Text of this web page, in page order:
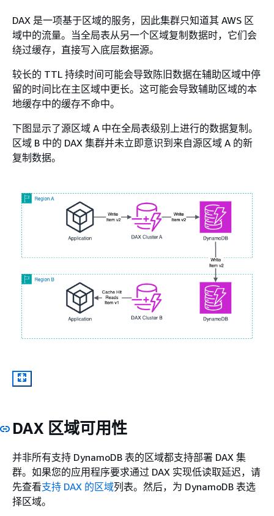
DAX 是一项基于区域的服务，因此集群只知道其 AWS 区
域中的流量。当全局表从另一个区域复制数据时，它们会
绕过缓存，直接写入底层数据源。
较长的 TTL 持续时间可能会导致陈旧数据在辅助区域中停
留的时间比在主区域中更长。这可能会导致辅助区域的本
地缓存中的缓存不命中。
下图显示了源区域 A 中在全局表级别上进行的数据复制。
区域 B 中的 DAX 集群并未立即意识到来自源区域 A 的新
复制数据。
DAX 区域可用性
并非所有支持 DynamoDB 表的区域都支持部署 DAX 集
群。如果您的应用程序要求通过 DAX 实现低读取延迟，请
先查看支持 DAX 的区域列表。然后，为 DynamoDB 表选
择区域。